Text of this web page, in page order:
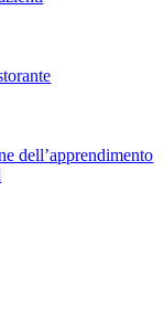
dell’apprendimento